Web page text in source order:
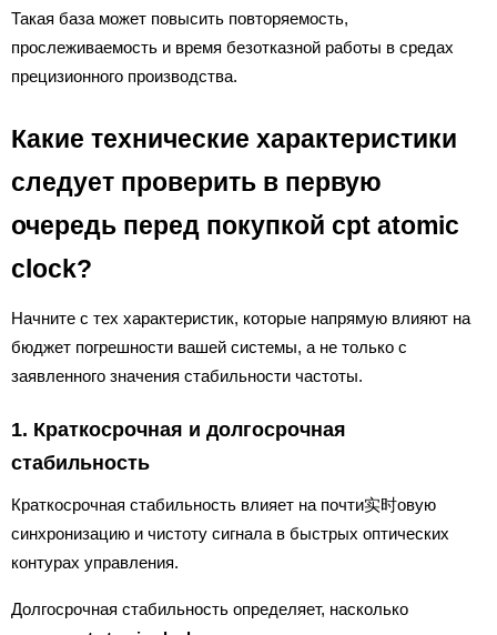
Такая база может повысить повторяемость,
прослеживаемость и время безотказной работы в средах
прецизионного производства.
Какие технические характеристики
следует проверить в первую
очередь перед покупкой cpt atomic
clock?
Начните с тех характеристик, которые напрямую влияют на
бюджет погрешности вашей системы, а не только с
заявленного значения стабильности частоты.
1. Краткосрочная и долгосрочная
стабильность
Краткосрочная стабильность влияет на почти实时овую
синхронизацию и чистоту сигнала в быстрых оптических
контурах управления.
Долгосрочная стабильность определяет, насколько